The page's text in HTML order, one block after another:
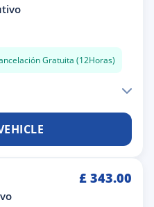
Gratuita (12Horas)
£ 343.00